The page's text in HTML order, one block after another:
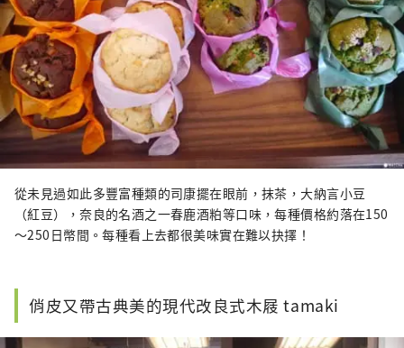
從未見過如此多豐富種類的司康擺在眼前，抹茶，大納言小豆
（紅豆），奈良的名酒之一春鹿酒粕等口味，每種價格約落在150
～250日幣間。每種看上去都很美味實在難以抉擇！
俏皮又帶古典美的現代改良式木屐 tamaki